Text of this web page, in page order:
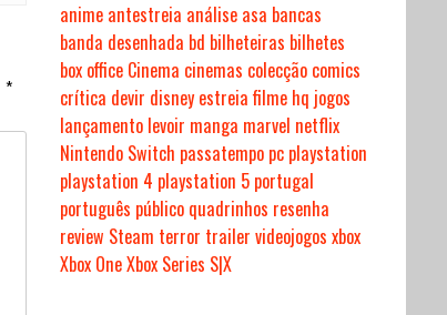
*
anime antestreia análise asa bancas
banda desenhada bd bilheteiras bilhetes
box office Cinema cinemas colecção comics
crítica devir disney estreiafilme hq jogos
lançamento levoir manga marvel netflix
Nintendo Switch passatempo pc playstation
playstation 4 playstation 5 portugal
português público quadrinhos resenha
review Steam terror trailer videojogos xbox
Xbox OneXbox Series S|X